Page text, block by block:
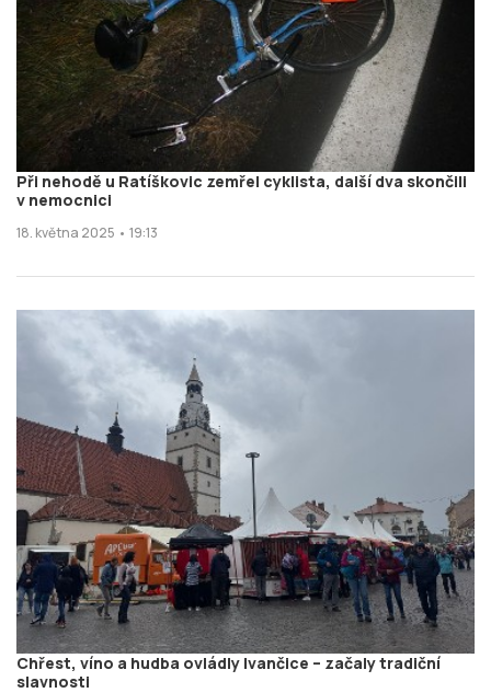
Při nehodě u Ratíškovic zemřel cyklista, další dva skončili
v nemocnici
18. května 2025 • 19:13
Chřest, víno a hudba ovládly Ivančice – začaly tradiční
slavnosti